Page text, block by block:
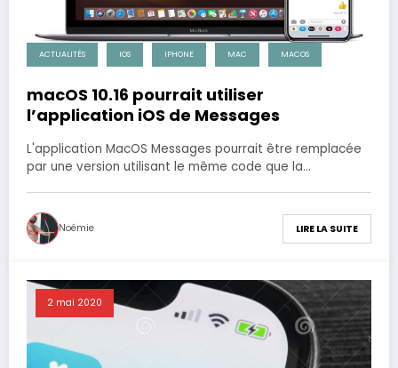
ACTUALITÉS IOS IPHONE MAC MACOS
macOS 10.16 pourrait utiliser
l’application iOS de Messages
L'application MacOS Messages pourrait être remplacée
par une version utilisant le même code que la…
Noémie LIRE LA SUITE
2 mai 2020